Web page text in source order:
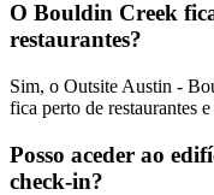
O Bouldin Creek
restaurantes?
Sim, o Outsite Austin -
fica perto de restaurantes
Posso aceder ao
check-in?